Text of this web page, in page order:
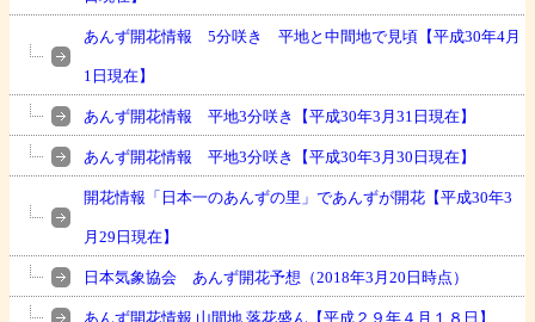
あんず開花情報 5分咲き 平地と中間地で見頃【平成30年4月
1日現在】
あんず開花情報 平地3分咲き【平成30年3月31日現在】
あんず開花情報 平地3分咲き【平成30年3月30日現在】
開花情報「日本一のあんずの里」であんずが開花【平成30年3
月29日現在】
日本気象協会 あんず開花予想（2018年3月20日時点）
あんず開花情報 山間地 落花盛ん【平成２９年４月１８日】